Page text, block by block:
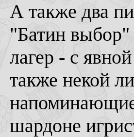
А также два
"Батин выбор"
лагер - с
также некой
шардоне